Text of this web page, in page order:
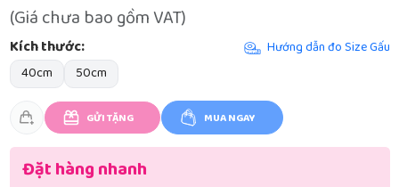
(Giá chưa bao gồm VAT)
Kích thước:
Hướng dẫn đo Size Gấu
40cm
50cm
GỬI TẶNG MUA NGAY
Đặt hàng nhanh